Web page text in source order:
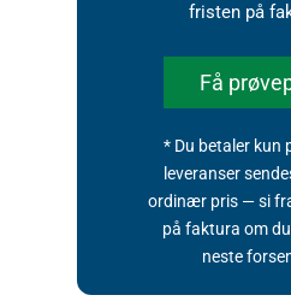
fristen på
Få
* Du betaler kun
leveranser
ordinær pris — si
på faktura om
neste